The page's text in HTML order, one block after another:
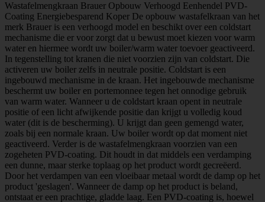
Wastafelmengkraan Brauer Opbouw Verhoogd Eenhendel PVD-
Coating Energiebesparend Koper De opbouw wastafelkraan van het
merk Brauer is een verhoogd model en beschikt over een coldstart
mechanisme die er voor zorgt dat u bewust moet kiezen voor warm
water en hiermee wordt uw boiler/warm water toevoer geactiveerd.
In tegenstelling tot kranen die niet voorzien zijn van coldstart. Die
activeren uw boiler zelfs in neutrale positie. Coldstart is een
ingebouwd mechanisme in de kraan. Het ingebouwde mechanisme
beschermt uw boiler en portemonnee tegen het onnodige gebruik
van warm water. Wanneer u de coldstart kraan opent in neutrale
positie of een licht afwijkende positie dan krijgt u volledig koud
water (dit is de bescherming). U krijgt dan geen gemengd water,
zoals bij een normale kraan. Uw boiler wordt op dat moment niet
geactiveerd. Verder is de wastafelmengkraan voorzien van een
zogeheten PVD-coating. Dit houdt in dat middels een verdamping
een dunne, maar sterke toplaag op het product wordt gecreëerd.
Door het verdampen van een vloeibaar metaal wordt de damp op het
product 'geslagen'. Wanneer de damp op het product is beland,
ontstaat er een prachtige, gladde laag. Een PVD-coating is, hoewel